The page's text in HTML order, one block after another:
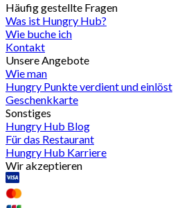
Häufig gestellte Fragen
Was ist Hungry Hub?
Wie buche ich
Kontakt
Unsere Angebote
Wie man
Hungry Punkte verdient und einlöst
Geschenkkarte
Sonstiges
Hungry Hub Blog
Für das Restaurant
Hungry Hub Karriere
Wir akzeptieren